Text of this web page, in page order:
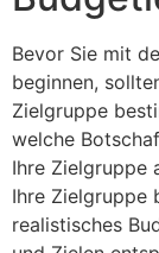
Bevor Sie mit
beginnen,
Zielgruppe
welche
Ihre Zielgruppe
Ihre Zielgruppe
realistisches